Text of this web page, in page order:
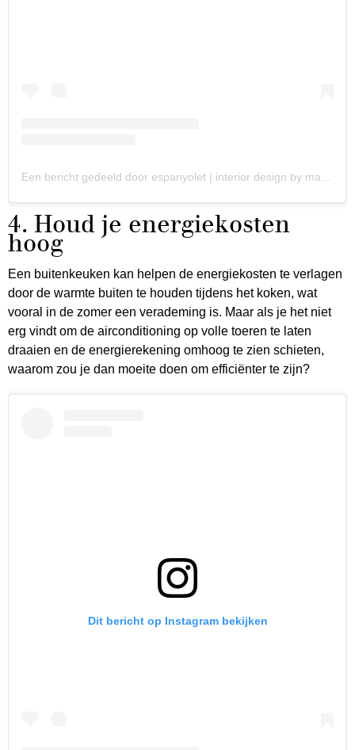
4. Houd je energiekosten
hoog
Een buitenkeuken kan helpen de energiekosten te verlagen
door de warmte buiten te houden tijdens het koken, wat
vooral in de zomer een verademing is. Maar als je het niet
erg vindt om de airconditioning op volle toeren te laten
draaien en de energierekening omhoog te zien schieten,
waarom zou je dan moeite doen om efficiënter te zijn?
Dit bericht op Instagram bekijken